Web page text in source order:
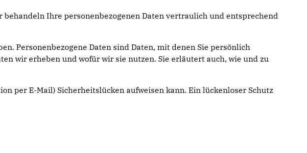
Ihre personenbezogenen Daten vertraulich und entsprechend
Personenbezogene Daten sind Daten, mit denen Sie persönlich
wir erheben und wofür wir sie nutzen. Sie erläutert auch, wie und zu
per E-Mail) Sicherheitslücken aufweisen kann. Ein lückenloser Schutz